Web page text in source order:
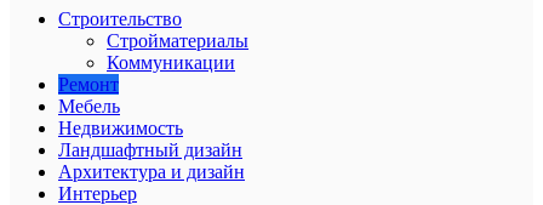
Строительство
Стройматериалы
Коммуникации
Ремонт
Мебель
Недвижимость
Ландшафтный дизайн
Архитектура и дизайн
Интерьер